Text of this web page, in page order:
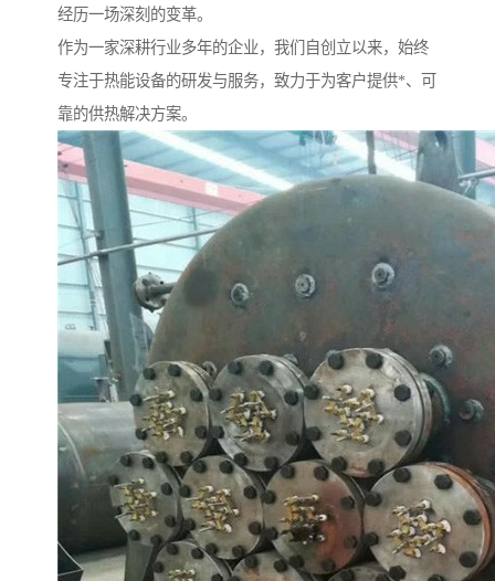
经历一场深刻的变革。
作为一家深耕行业多年的企业，我们自创立以来，始终
专注于热能设备的研发与服务，致力于为客户提供*、可
靠的供热解决方案。